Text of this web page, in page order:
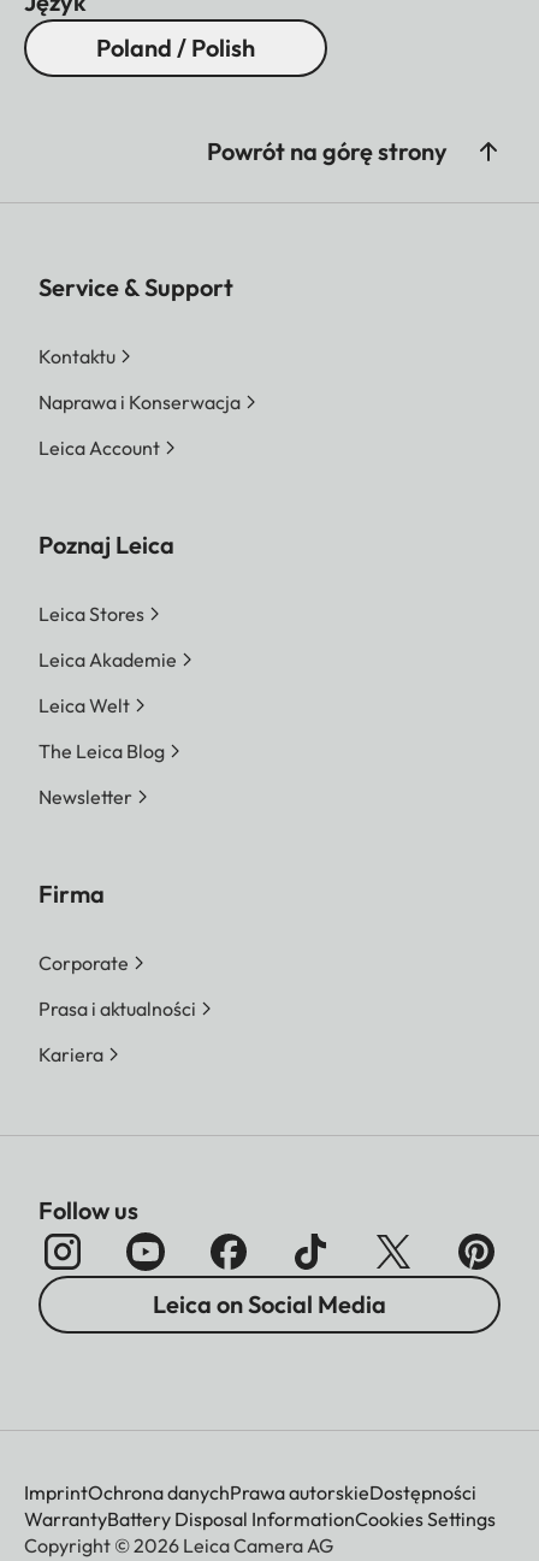
Poland / Polish
Powrót na górę strony
Service & Support
Kontaktu
Naprawa i Konserwacja
Leica Account
Poznaj Leica
Leica Stores
Leica Akademie
Leica Welt
The Leica Blog
Newsletter
Firma
Corporate
Prasa i aktualności
Kariera
Follow us
Leica on Social Media
ImprintOchrona danychPrawa autorskieDostępności
WarrantyBattery Disposal InformationCookies Settings
Copyright © 2026 Leica Camera AG